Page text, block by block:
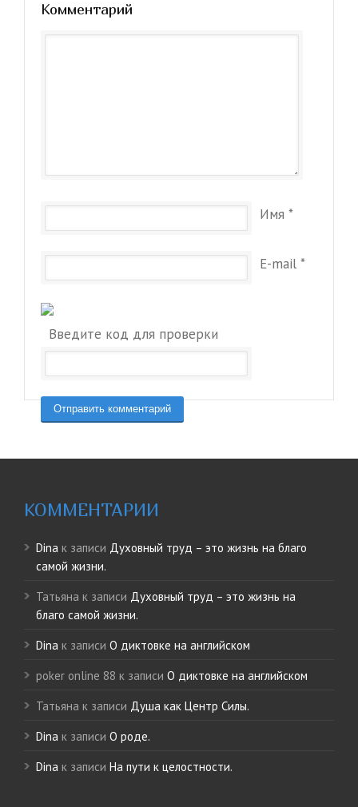
Комментарий
Имя *
E-mail *
Введите код для проверки
КОММЕНТАРИИ
Dina к записи Духовный труд – это жизнь на благо
самой жизни.
Татьяна к записи Духовный труд – это жизнь на
благо самой жизни.
Dina к записи О диктовке на английском
poker online 88 к записи О диктовке на английском
Татьяна к записи Душа как Центр Силы.
Dina к записи О роде.
Dina к записи На пути к целостности.